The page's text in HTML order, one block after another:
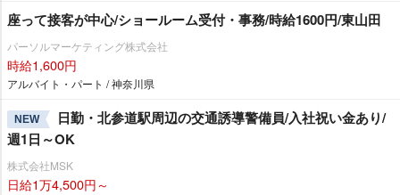
座って接客が中心/ショールーム受付・事務/時給1600円/東山田
パーソルマーケティング株式会社
時給1,600円
アルバイト・パート / 神奈川県
NEW
日勤・北参道駅周辺の交通誘導警備員/入社祝い金あり/
週1日～OK
株式会社MSK
日給1万4,500円～